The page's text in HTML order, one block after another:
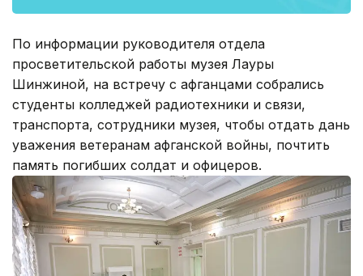
По информации руководителя отдела
просветительской работы музея Лауры
Шинжиной, на встречу с афганцами собрались
студенты колледжей радиотехники и связи,
транспорта, сотрудники музея, чтобы отдать дань
уважения ветеранам афганской войны, почтить
память погибших солдат и офицеров.